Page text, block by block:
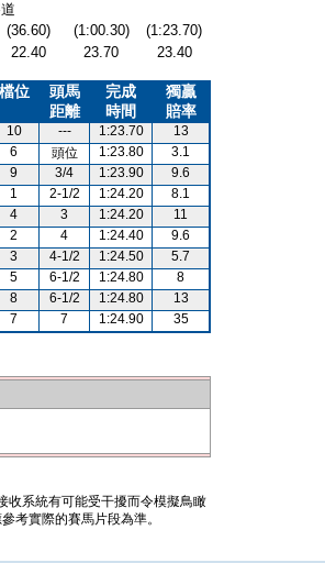
(36.60) (1:00.30)
(1:23.70)
22.40 23.70 23.40
檔位
頭馬
距離
完成
時間
獨贏
賠率
10 --- 1:23.70
13
6 頭位 1:23.80
3.1
9 3/4 1:23.90
9.6
1 2-1/2 1:24.20
8.1
4 3 1:24.20
11
2 4 1:24.40
9.6
3 4-1/2 1:24.50
5.7
5 6-1/2 1:24.80
8
8 6-1/2 1:24.80
13
7 7 1:24.90 35
收系統有可能受干擾而令模擬鳥瞰
考實際的賽馬片段為準。